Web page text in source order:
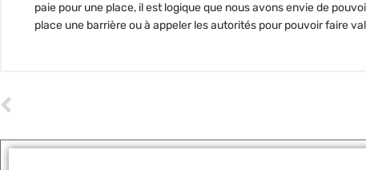
paie pour une place, il est logique que nous avons envie de
place une barrière ou à appeler les autorités pour pouvoir faire